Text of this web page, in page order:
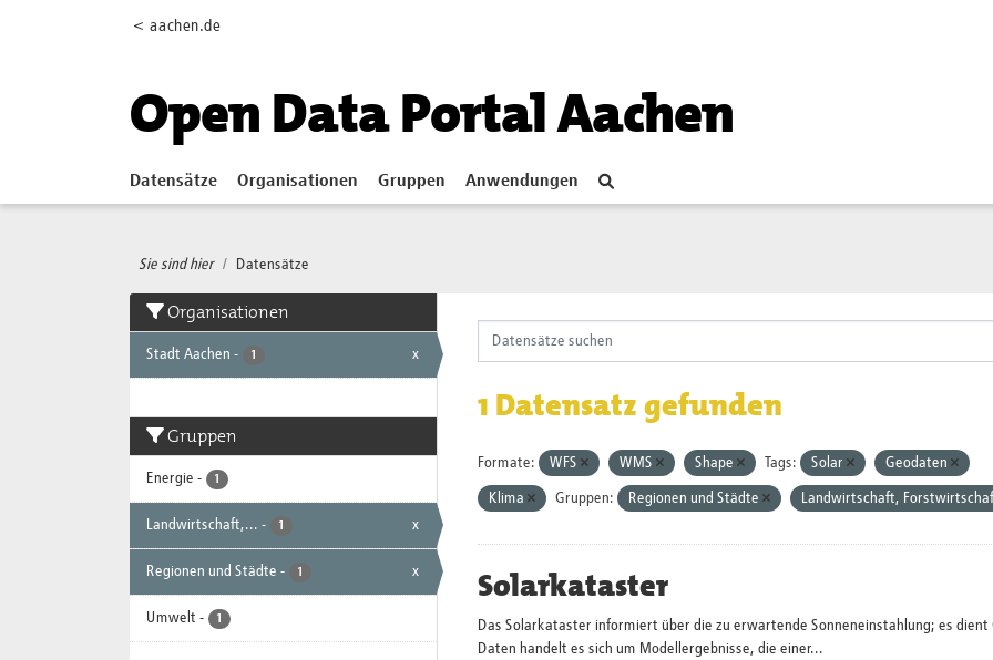
< aachen.de
Open Data Portal Aachen
Datensätze Organisationen Gruppen Anwendungen
Sie sind hier Datensätze
Organisationen
Stadt Aachen - 1 x
Gruppen
Energie - 1
Landwirtschaft,... - 1 x
Regionen und Städte - 1 x
Umwelt - 1
1 Datensatz gefunden
Formate: WFS WMS Shape Tags: Solar Geodaten
Klima Gruppen: Regionen und Städte Landwirtschaft,
Solarkataster
Das Solarkataster informiert über die zu erwartende Sonneneinstahlung; es
Daten handelt es sich um Modellergebnisse, die einer...